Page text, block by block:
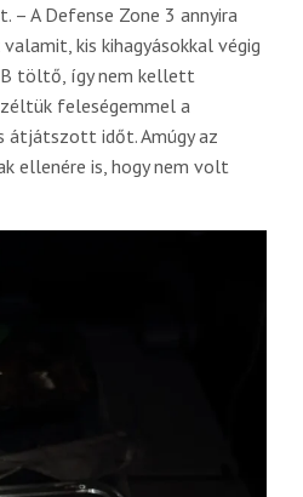
A Defense Zone 3 annyira
kis kihagyásokkal végig
töltő, így nem kellett
feleségemmel a
átjátszott időt. Amúgy az
ellenére is, hogy nem volt